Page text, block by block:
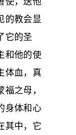
的教会显
它的圣
和他的使
体血，真
之母，
身体和心
其中，它